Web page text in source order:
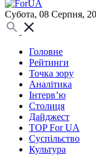
Субота, 08 Серпня,
Головне
Рейтинги
Точка зору
Аналітика
Інтерв’ю
Столиця
Дайджест
TOP For UA
Суспiльство
Культура